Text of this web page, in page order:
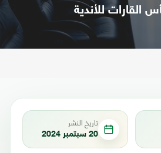
القارات للأندية
تاريخ النشر
20 سبتمبر 2024